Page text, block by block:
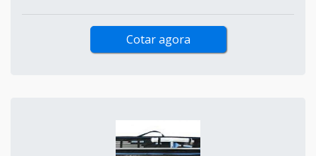
Cotar agora